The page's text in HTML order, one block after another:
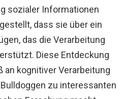
sozialer Informationen
dass sie über ein
das die Verarbeitung
Diese Entdeckung
an kognitiver Verarbeitung
zu interessanten